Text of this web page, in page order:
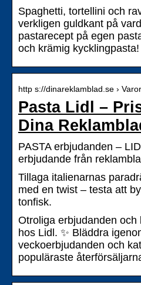
Spaghetti, tortellini och
verkligen guldkant på
pastarecept på egen
och krämig kycklingpasta!
http s://dinareklamblad.se › Varor
Pasta Lidl –
Dina
PASTA erbjudanden –
erbjudande från
Tillaga italienarnas
med en twist – testa att
tonfisk.
Otroliga erbjudanden och
hos Lidl. ✨ Bläddra
veckoerbjudanden och
populäraste